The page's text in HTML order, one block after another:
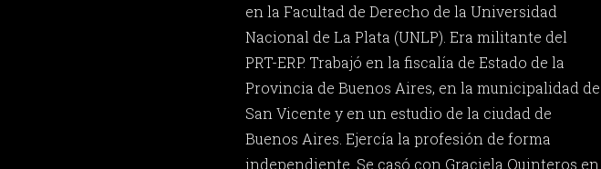
en la Facultad de Derecho de la Universidad
Nacional de La Plata (UNLP). Era militante del
PRT-ERP. Trabajó en la fiscalía de Estado de la
Provincia de Buenos Aires, en la municipalidad de
San Vicente y en un estudio de la ciudad de
Buenos Aires. Ejercía la profesión de forma
independiente. Se casó con Graciela Quinteros en